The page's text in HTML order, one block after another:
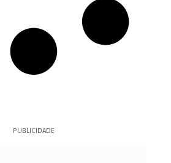
PUBLICIDADE